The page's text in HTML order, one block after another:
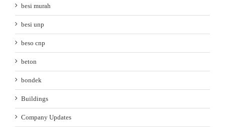
besi murah
besi unp
beso cnp
beton
bondek
Buildings
Company Updates